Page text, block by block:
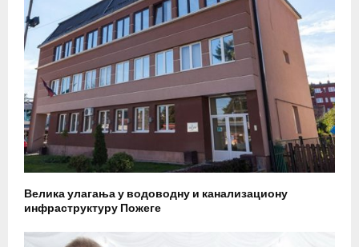
Велика улагања у водоводну и канализациону
инфраструктуру Пожеге